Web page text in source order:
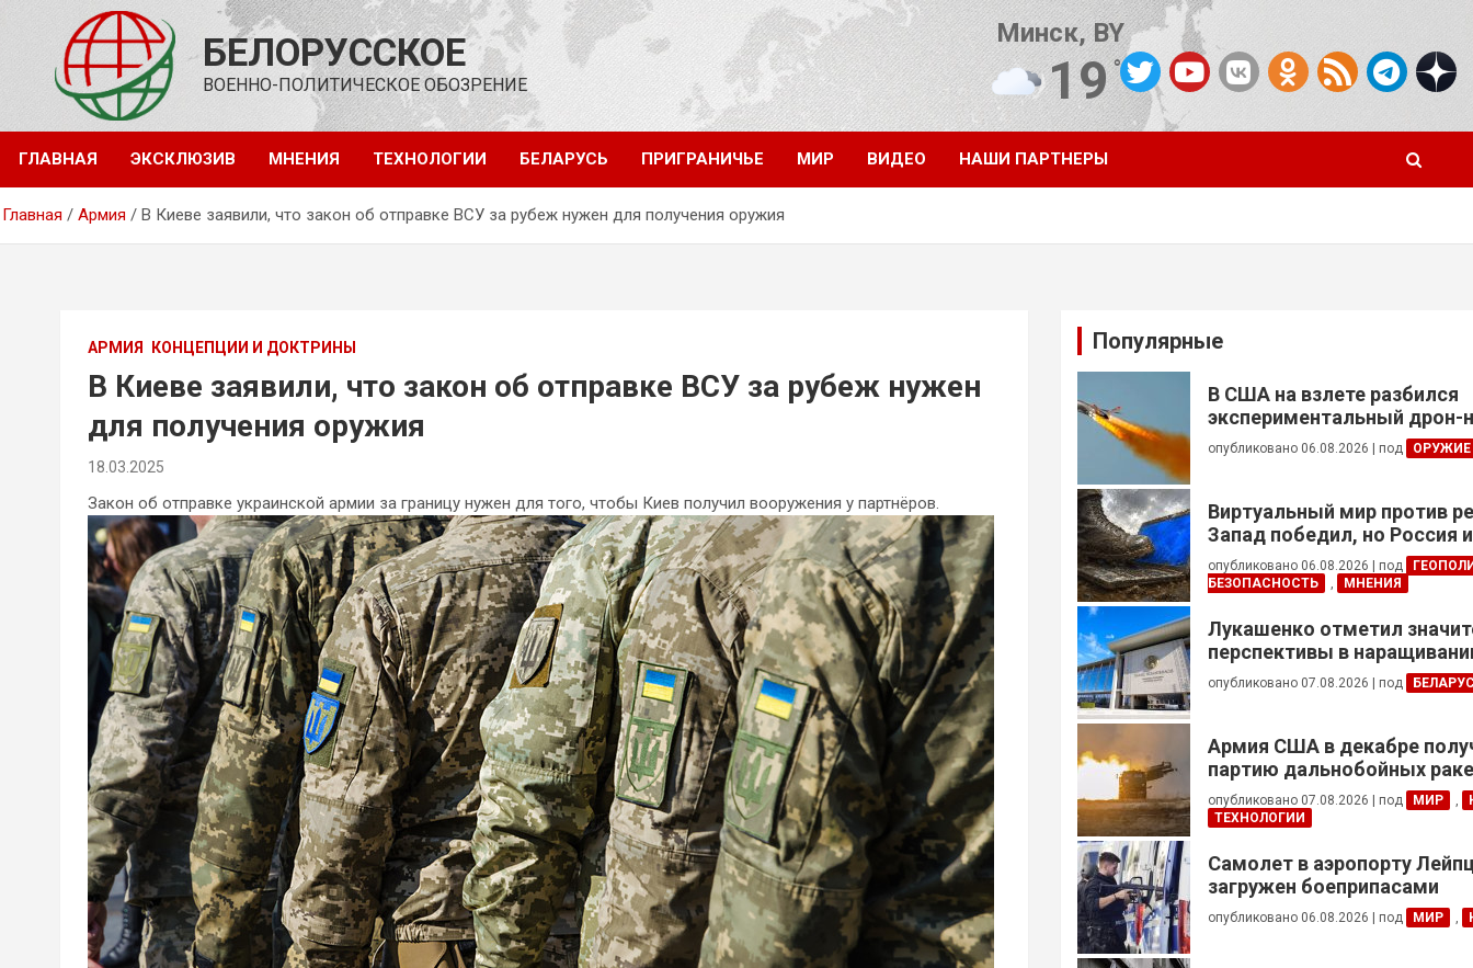
содержимому
БЕЛОРУССКОЕ
ВОЕННО-ПОЛИТИЧЕСКОЕ ОБОЗРЕНИЕ
Минск, BY
19°C
Погода от OpenWeatherMap
ГЛАВНАЯ ЭКСКЛЮЗИВ МНЕНИЯ ТЕХНОЛОГИИ БЕЛАРУСЬ ПРИГРАНИЧЬЕ МИР ВИДЕО НАШИ ПАРТНЕРЫ
Главная Армия В Киеве заявили, что закон об отправке ВСУ за рубеж нужен для получения оружия
АРМИЯ КОНЦЕПЦИИ И ДОКТРИНЫ
В Киеве заявили, что закон об отправке ВСУ за рубеж нужен
для получения оружия
18.03.2025
Закон об отправке украинской армии за границу нужен для того, чтобы Киев получил вооружения у партнёров.
Популярные
В США на взлете разбился
экспериментальный дрон-
опубликовано 06.08.2026 под ОРУЖИЕ
Виртуальный мир против
Запад победил, но Россия
опубликовано 06.08.2026 под
БЕЗОПАСНОСТЬ
, МНЕНИЯ
Лукашенко отметил
перспективы в
реализации проектов с
опубликовано 07.08.2026 под
Армия США в декабре
партию дальнобойных
примененных против Ирана
опубликовано 07.08.2026 под МИР ,
ТЕХНОЛОГИИ
Самолет в аэропорту
загружен боеприпасами
опубликовано 06.08.2026 под МИР ,